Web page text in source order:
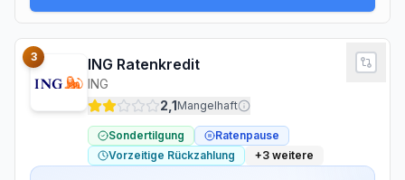
ING Ratenkredit
ING
2,1Mangelhaft
Sondertilgung
Ratenpause
Vorzeitige Rückzahlung
+3 weitere
3